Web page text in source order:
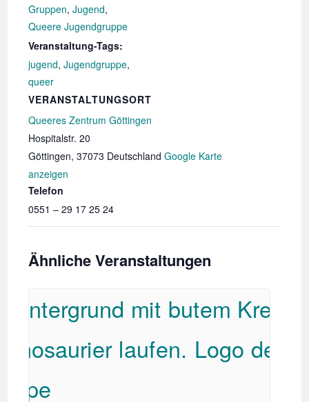
Gruppen,Jugend,
Queere Jugendgruppe
Veranstaltung-Tags:
jugend,Jugendgruppe,
queer
VERANSTALTUNGSORT
Queeres Zentrum Göttingen
Hospitalstr. 20
Göttingen, 37073 Deutschland Google Karte
anzeigen
Telefon
0551 – 29 17 25 24
Ähnliche Veranstaltungen